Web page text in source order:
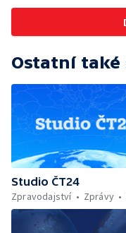
Ostatní
Studio ČT24
Zpravodajství
Zprávy